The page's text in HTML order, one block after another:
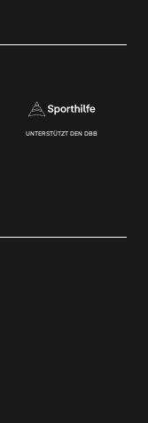
UNTERSTÜTZT DEN DBB